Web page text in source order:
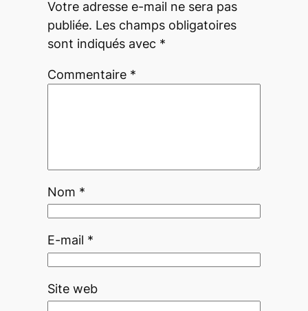
Votre adresse e-mail ne sera pas
publiée. Les champs obligatoires
sont indiqués avec *
Commentaire *
Nom *
E-mail *
Site web